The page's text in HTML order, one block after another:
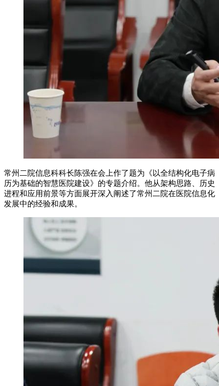
常州二院信息科科长陈强在会上作了题为《以全结构化电子病
历为基础的智慧医院建设》的专题介绍。他从架构思路、历史
进程和应用前景等方面展开深入阐述了常州二院在医院信息化
发展中的经验和成果。